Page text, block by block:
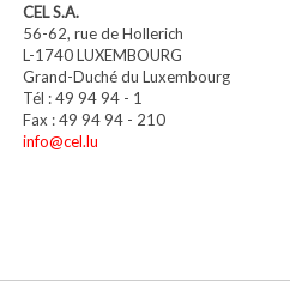
CEL S.A.
56-62, rue de Hollerich
L-1740 LUXEMBOURG
Grand-Duché du Luxembourg
Tél : 49 94 94 - 1
Fax : 49 94 94 - 210
info@cel.lu